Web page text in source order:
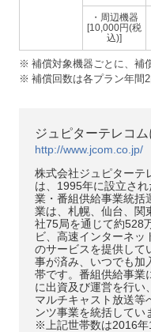
・周辺機器
[10,000円(税
込)]
※ 補償対象機器ごとに、補
※ 補償回数は各プラン年間
ジュピターテレコ
http://www.jcom.co.jp/
株式会社ジュピターテ
は、1995年に設立さ
業・番組供給事業統括
業は、札幌、仙台、関
社75局を通じて約528
ビ、高速インターネッ
のサービスを提供して
事が済み、いつでも加
帯です。番組供給事業
に出資及び運営を行い
マルチキャスト放送等
ンツ事業を統括してい
※上記世帯数は2016年